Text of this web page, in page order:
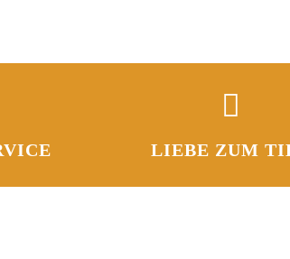
LIEBE ZUM